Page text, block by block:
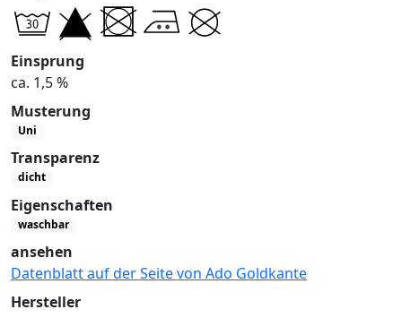
Einsprung
ca. 1,5 %
Musterung
Uni
Transparenz
dicht
Eigenschaften
waschbar
ansehen
Datenblatt auf der Seite von Ado Goldkante
Hersteller